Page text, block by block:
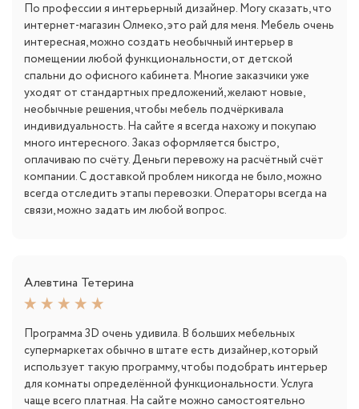
По профессии я интерьерный дизайнер. Могу сказать, что
интернет-магазин Олмеко, это рай для меня. Мебель очень
интересная, можно создать необычный интерьер в
помещении любой функциональности, от детской
спальни до офисного кабинета. Многие заказчики уже
уходят от стандартных предложений, желают новые,
необычные решения, чтобы мебель подчёркивала
индивидуальность. На сайте я всегда нахожу и покупаю
много интересного. Заказ оформляется быстро,
оплачиваю по счёту. Деньги перевожу на расчётный счёт
компании. С доставкой проблем никогда не было, можно
всегда отследить этапы перевозки. Операторы всегда на
связи, можно задать им любой вопрос.
Алевтина Тетерина
Программа 3D очень удивила. В больших мебельных
супермаркетах обычно в штате есть дизайнер, который
использует такую программу, чтобы подобрать интерьер
для комнаты определённой функциональности. Услуга
чаще всего платная. На сайте можно самостоятельно